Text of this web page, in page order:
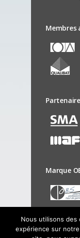
Membres
Marque
© Copyright
Nous utilisons des
expérience sur